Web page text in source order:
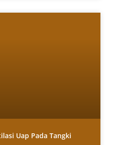
Uap Pada Tangki